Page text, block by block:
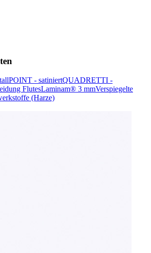
POINT - satiniertQUADRETTI -
FlutesLaminam® 3 mmVerspiegelte
(Harze)